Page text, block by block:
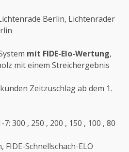
Berlin, Lichtenrader
mit FIDE-Elo-Wertung,
mit einem Streichergebnis
Zeitzuschlag ab dem 1.
300 , 250 , 200 , 150 , 100 , 80
FIDE-Schnellschach-ELO